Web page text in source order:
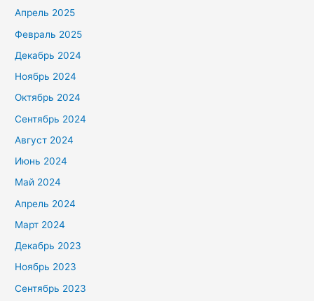
Апрель 2025
Февраль 2025
Декабрь 2024
Ноябрь 2024
Октябрь 2024
Сентябрь 2024
Август 2024
Июнь 2024
Май 2024
Апрель 2024
Март 2024
Декабрь 2023
Ноябрь 2023
Сентябрь 2023